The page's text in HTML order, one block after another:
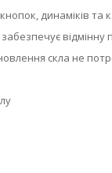
динаміків та
відмінну
скла не